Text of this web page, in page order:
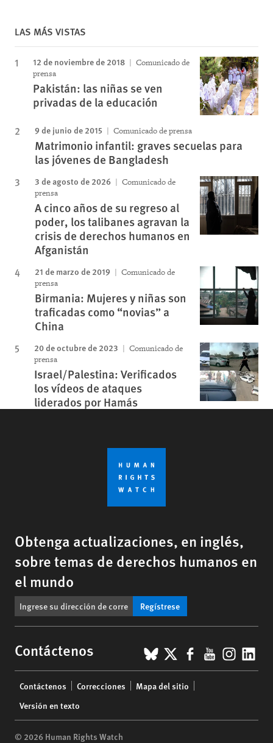
LAS MÁS VISTAS
12 de noviembre de 2018
Comunicado de
prensa
Pakistán: las niñas se ven
privadas de la educación
9 de junio de 2015 Comunicado de prensa
Matrimonio infantil: graves secuelas para
las jóvenes de Bangladesh
3 de agosto de 2026
Comunicado de
prensa
A cinco años de su regreso al
poder, los talibanes agravan la
crisis de derechos humanos en
Afganistán
21 de marzo de 2019
Comunicado de
prensa
Birmania: Mujeres y niñas son
traficadas como “novias” a
China
20 de octubre de 2023
Comunicado de
prensa
Israel/Palestina: Verificados
los vídeos de ataques
liderados por Hamás
Obtenga actualizaciones, en inglés,
sobre temas de derechos humanos en
el mundo
Regístrese
Contáctenos BlueSky
X Facebook
YouTube
menu
Contáctenos Correcciones
Mapa del sitio
Versión en texto
© 2026 Human Rights Watch